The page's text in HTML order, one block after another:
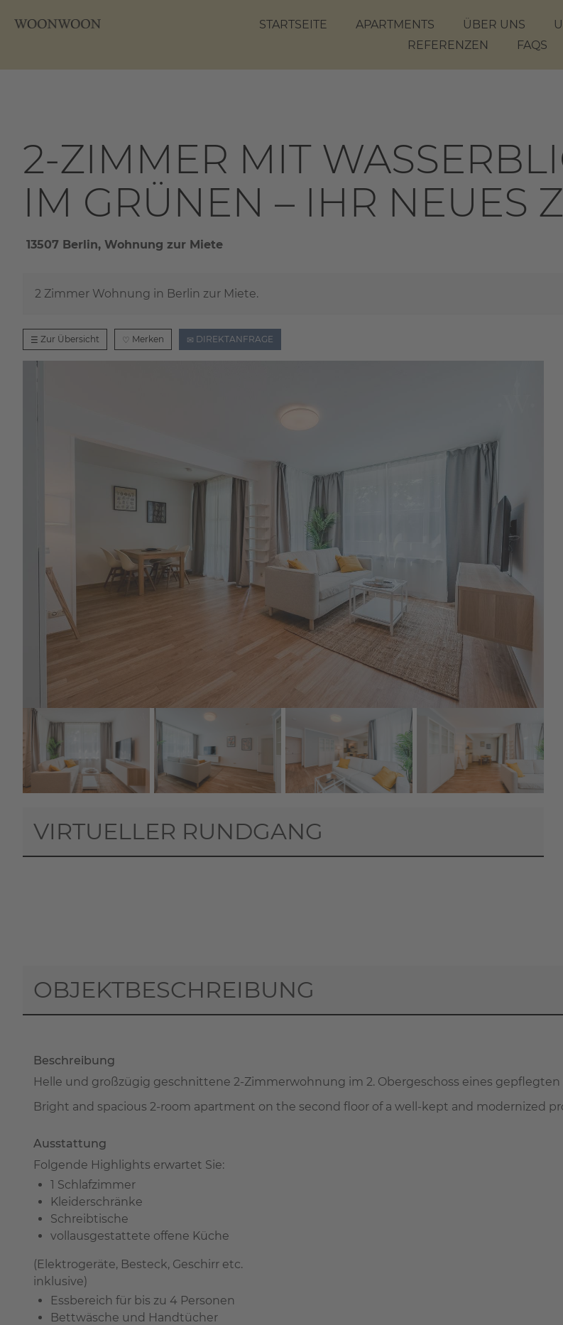
STARTSEITE APARTMENTS ÜBER UNS
REFERENZEN
FAQS
2-ZIMMER MIT
IM GRÜNEN – IHR NEUES
13507 Berlin, Wohnung zur Miete
2 Zimmer Wohnung in Berlin zur Miete.
Zur Übersicht Merken DIREKTANFRAGE
VIRTUELLER RUNDGANG
OBJEKTBESCHREIBUNG
Beschreibung
Helle und großzügig geschnittene 2-Zimmerwohnung im 2. Obergeschoss eines
Bright and spacious 2-room apartment on the second floor of a well-kept and modernized
Ausstattung
Folgende Highlights erwartet Sie:
1 Schlafzimmer
Kleiderschränke
Schreibtische
vollausgestattete offene Küche
(Elektrogeräte, Besteck, Geschirr etc.
inklusive)
Essbereich für bis zu 4 Personen
Bettwäsche und Handtücher